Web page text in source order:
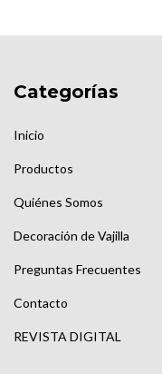
Categorías
Inicio
Productos
Quiénes Somos
Decoración de Vajilla
Preguntas Frecuentes
Contacto
REVISTA DIGITAL